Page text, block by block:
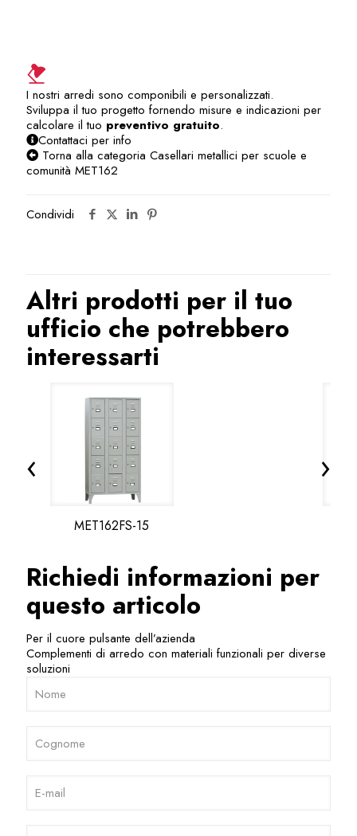
I nostri arredi sono componibili e personalizzati.
Sviluppa il tuo progetto fornendo misure e indicazioni per
calcolare il tuo preventivo gratuito.
Contattaci per info
Torna alla categoria Casellari metallici per scuole e
comunità MET162
Condividi
Altri prodotti per il tuo
ufficio che potrebbero
interessarti
MET162FS-15
‹ ›
Richiedi informazioni per
questo articolo
Per il cuore pulsante dell’azienda
Complementi di arredo con materiali funzionali per diverse
soluzioni